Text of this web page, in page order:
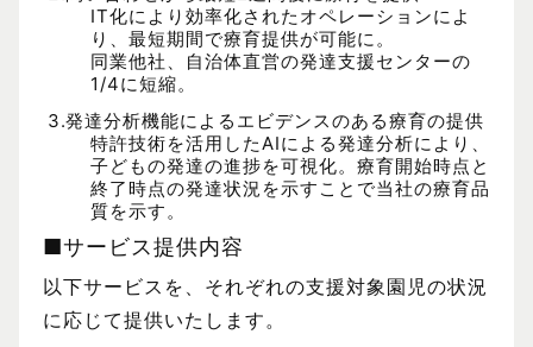
IT化により効率化されたオペレーションによ
り、最短期間で療育提供が可能に。
同業他社、自治体直営の発達支援センターの
1/4に短縮。
発達分析機能によるエビデンスのある療育の提供
特許技術を活用したAIによる発達分析により、
子どもの発達の進捗を可視化。療育開始時点と
終了時点の発達状況を示すことで当社の療育品
質を示す。
■サービス提供内容
以下サービスを、それぞれの支援対象園児の状況
に応じて提供いたします。